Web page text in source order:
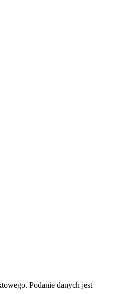
Podanie danych jest